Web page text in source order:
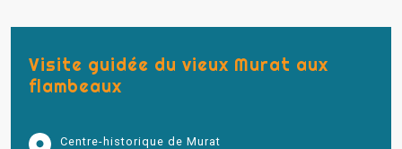
Visite guidée du vieux Murat aux
flambeaux
Centre-historique de Murat